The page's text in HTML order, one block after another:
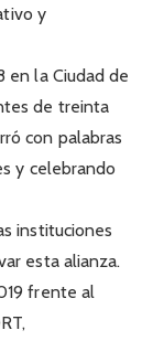
y
en la Ciudad de
de treinta
con palabras
y celebrando
instituciones
esta alianza.
frente al